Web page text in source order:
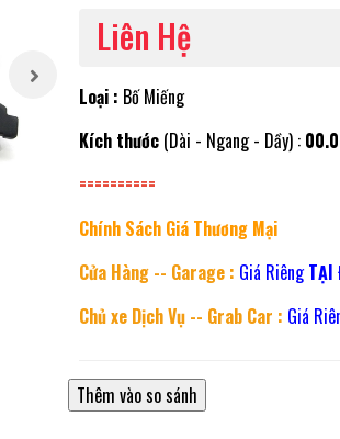
Liên Hệ
Loại : Bố Miếng
Kích thước (Dài - Ngang - Dầy) :
==========
Chính Sách Giá Thương Mại
Cửa Hàng -- Garage : Giá Riêng TẠI
Chủ xe Dịch Vụ -- Grab Car : Giá